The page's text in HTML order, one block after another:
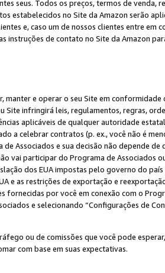
seus. Todos os preços, termos de venda,
estabelecidos no Site da Amazon serão
e, caso um de nossos clientes entre em
instruções de contato no Site da Amazon
e operar o seu Site em conformidade
infringirá leis, regulamentos, regras,
aplicáveis de qualquer autoridade
a celebrar contratos (p. ex., você não é
Associados e sua decisão não depende
vai participar do Programa de Associados
dos EUA impostas pelo governo do
e as restrições de exportação e
por você em conexão com o
e selecionando “Configurações de
ou de comissões que você pode
com base em suas expectativas.